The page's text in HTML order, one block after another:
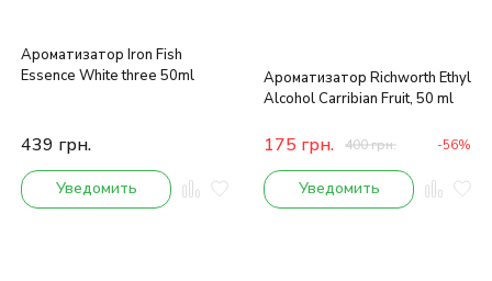
Ароматизатор Iron Fish
Essence White three 50ml
439 грн.
Уведомить
Ароматизатор Richworth Ethyl
Alcohol Carribian Fruit, 50 ml
175 грн. 400грн. -56%
Уведомить